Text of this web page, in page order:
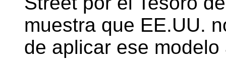
muestra que EE.UU.
de aplicar ese